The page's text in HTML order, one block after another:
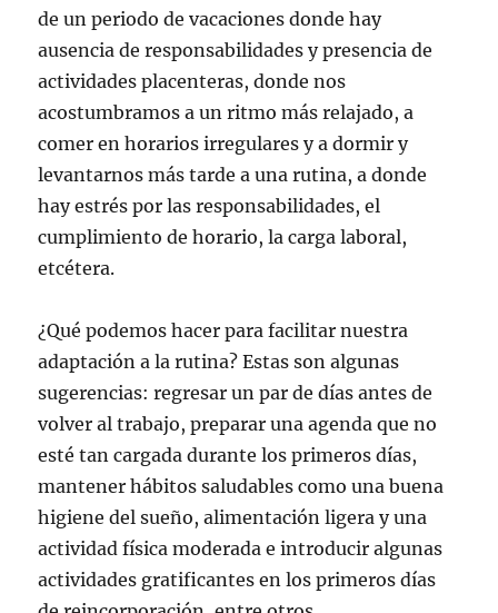
de un periodo de vacaciones donde hay
ausencia de responsabilidades y presencia de
actividades placenteras, donde nos
acostumbramos a un ritmo más relajado, a
comer en horarios irregulares y a dormir y
levantarnos más tarde a una rutina, a donde
hay estrés por las responsabilidades, el
cumplimiento de horario, la carga laboral,
etcétera.
¿Qué podemos hacer para facilitar nuestra
adaptación a la rutina? Estas son algunas
sugerencias: regresar un par de días antes de
volver al trabajo, preparar una agenda que no
esté tan cargada durante los primeros días,
mantener hábitos saludables como una buena
higiene del sueño, alimentación ligera y una
actividad física moderada e introducir algunas
actividades gratificantes en los primeros días